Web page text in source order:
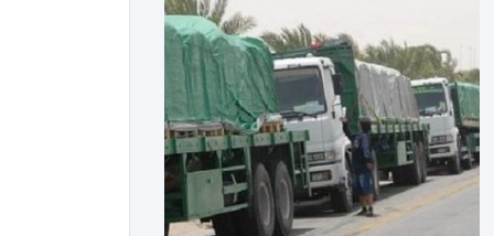
الحكومية. هذه الرسالة التأطيرية ارتكزت
على 4 أولويات، كما حملت ألحت على
ضرورة عقلنة نفقات التسيير، بل وتقييد
التوظيف إلا في حالة الضرورة. […]